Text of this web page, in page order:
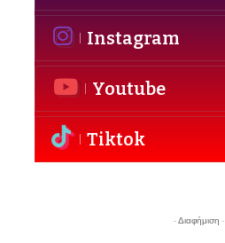
Instagram
Youtube
Tiktok
- Διαφήμιση -